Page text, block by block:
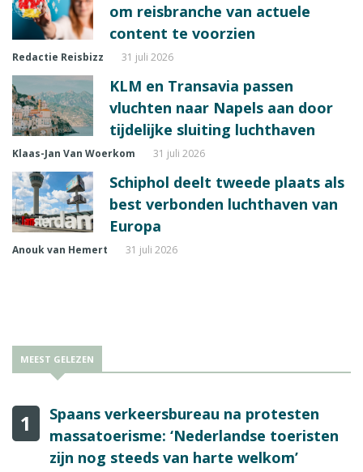
om reisbranche van actuele
content te voorzien
Redactie Reisbizz 31 juli 2026
KLM en Transavia passen
vluchten naar Napels aan door
tijdelijke sluiting luchthaven
Klaas-Jan Van Woerkom 31 juli 2026
Schiphol deelt tweede plaats als
best verbonden luchthaven van
Europa
Anouk van Hemert 31 juli 2026
MEEST GELEZEN
1
Spaans verkeersbureau na protesten
massatoerisme: ‘Nederlandse toeristen
zijn nog steeds van harte welkom’